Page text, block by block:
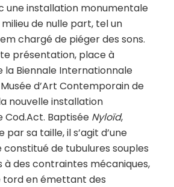
une installation monumentale
de nulle part, tel un
chargé de piéger des sons.
présentation, place à
la Biennale Internationnale
d’Art Contemporain de
nouvelle installation
Baptisée Nyloïd,
sa taille, il s’agit d’une
de tubulures souples
à des contraintes mécaniques,
tord en émettant des